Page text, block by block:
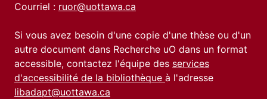
Courriel : ruor@uottawa.ca
Si vous avez besoin d'une copie d'une thèse ou d'un
autre document dans Recherche uO dans un format
accessible, contactez l'équipe des services
d'accessibilité de la bibliothèque à l'adresse
libadapt@uottawa.ca